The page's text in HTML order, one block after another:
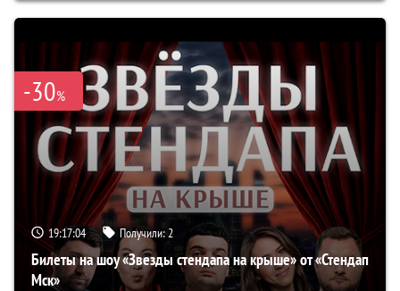
-30%
19:17:03 Получили:2
Билеты на шоу «Звезды стендапа на крыше» от «Стендап
Мск»